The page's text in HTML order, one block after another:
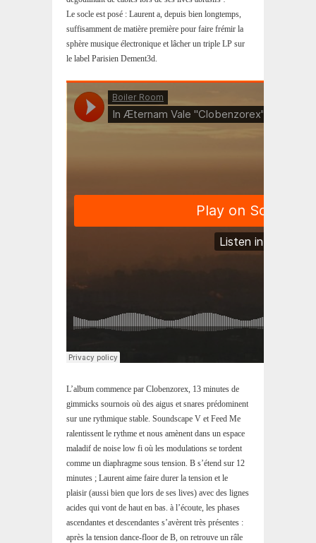
Le socle est posé : Laurent a, depuis bien longtemps,
suffisamment de matière première pour faire frémir la
sphère musique électronique et lâcher un triple LP sur
le label Parisien Dement3d.
L’album commence par Clobenzorex, 13 minutes de
gimmicks sournois où des aigus et snares prédominent
sur une rythmique stable. Soundscape V et Feed Me
ralentissent le rythme et nous amènent dans un espace
maladif de noise low fi où les modulations se tordent
comme un diaphragme sous tension. B s’étend sur 12
minutes ; Laurent aime faire durer la tension et le
plaisir (aussi bien que lors de ses lives) avec des lignes
acides qui vont de haut en bas. à l’écoute, les phases
ascendantes et descendantes s’avèrent très présentes :
après la tension dance-floor de B, on retrouve un râle